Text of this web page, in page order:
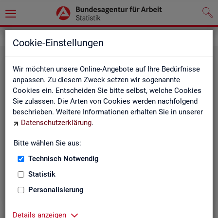
Cookie-Einstellungen
Wir möchten unsere Online-Angebote auf Ihre Bedürfnisse
anpassen. Zu diesem Zweck setzen wir sogenannte
Cookies ein. Entscheiden Sie bitte selbst, welche Cookies
Sie zulassen. Die Arten von Cookies werden nachfolgend
beschrieben. Weitere Informationen erhalten Sie in unserer
Datenschutzerklärung.
Bitte wählen Sie aus:
Technisch Notwendig
Statistik
Personalisierung
Details anzeigen
Re­gio­na­le Glie­de­run­gen
Landkreise) in den Statistiken der BA